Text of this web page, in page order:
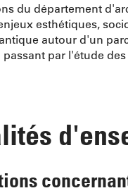
du département
esthétiques,
autour d'un
par l'étude